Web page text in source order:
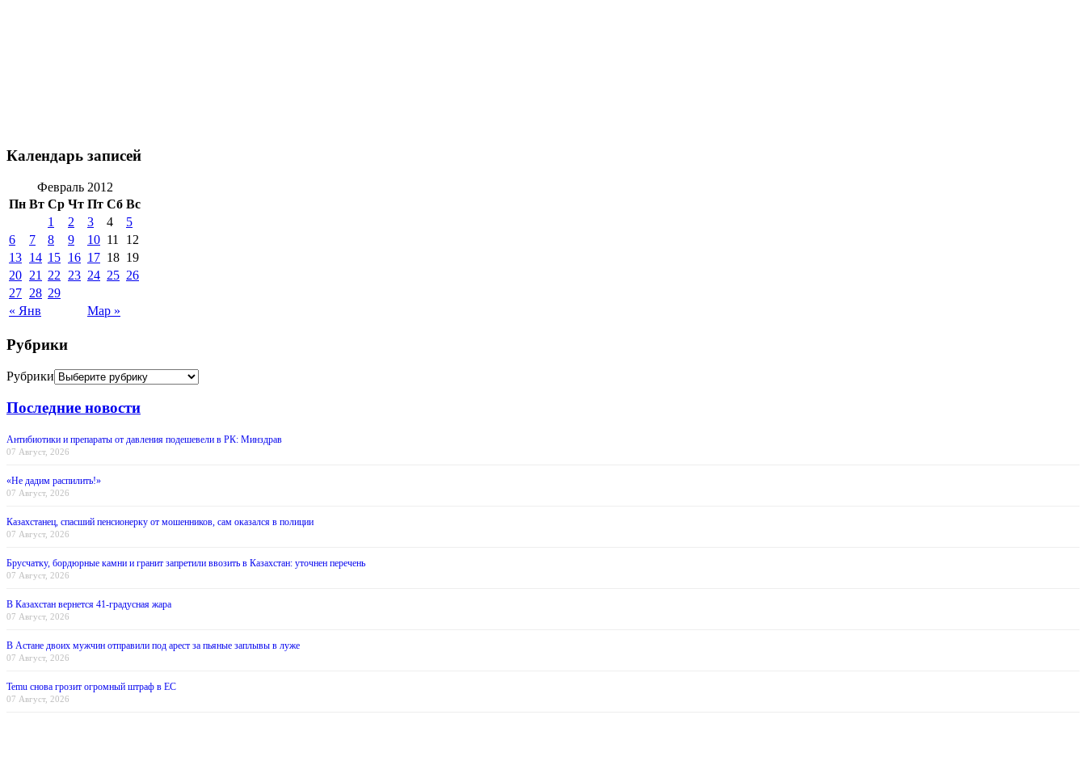
Календарь записей
Февраль 2012
Пн Вт Ср Чт Пт Сб Вс
« Янв Мар »
1 2 3 4
5
6
7 8 9 10 11
12
13 14 15 16 17 18 19
20 21 22 23 24 25 26
27 28 29
Рубрики
Рубрики
Последние новости
Антибиотики и препараты от давления подешевели в РК: Минздрав
07 Август, 2026
«Не дадим распилить!»
07 Август, 2026
Казахстанец, спасший пенсионерку от мошенников, сам оказался в полиции
07 Август, 2026
Брусчатку, бордюрные камни и гранит запретили ввозить в Казахстан: уточнен перечень
07 Август, 2026
В Казахстан вернется 41-градусная жара
07 Август, 2026
В Астане двоих мужчин отправили под арест за пьяные заплывы в луже
07 Август, 2026
Temu снова грозит огромный штраф в ЕС
07 Август, 2026